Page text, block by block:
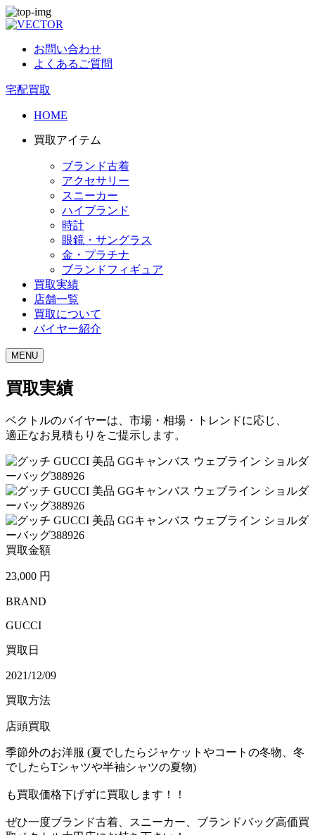
お問い合わせ
よくあるご質問
宅配買取
HOME
買取アイテム
ブランド古着
アクセサリー
スニーカー
ハイブランド
時計
眼鏡・サングラス
金・プラチナ
ブランドフィギュア
買取実績
店舗一覧
買取について
バイヤー紹介
MENU
買取実績
ベクトルのバイヤーは、市場・相場・トレンドに応じ、
適正なお見積もりをご提示します。
買取金額
23,000 円
BRAND
GUCCI
買取日
2021/12/09
買取方法
店頭買取
季節外のお洋服 (夏でしたらジャケットやコートの冬物、冬
でしたらTシャツや半袖シャツの夏物)
も買取価格下げずに買取します！！
ぜひ一度ブランド古着、スニーカー、ブランドバッグ高価買